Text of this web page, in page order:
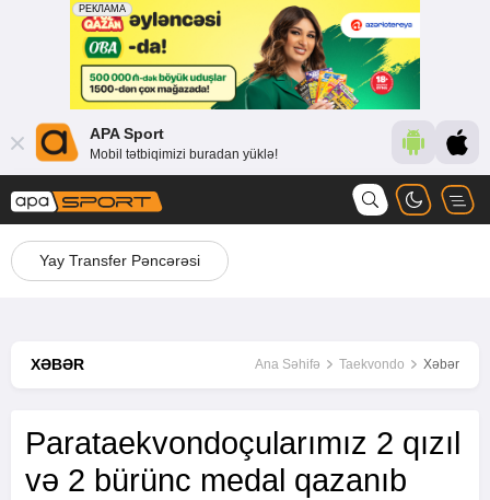
APA Sport
Mobil tətbiqimizi buradan yüklə!
Yay Transfer Pəncərəsi
XƏBƏR Ana Səhifə Taekvondo Xəbər
Parataekvondoçularımız 2 qızıl
və 2 bürünc medal qazanıb